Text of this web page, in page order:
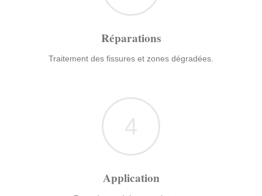
Réparations
Traitement des fissures et zones dégradées.
4
Application